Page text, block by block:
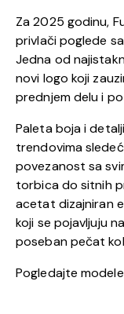
Za 2025 godinu,
privlači poglede
Jedna od
novi logo koji
prednjem delu i
Paleta boja i
trendovima
povezanost sa
torbica do sitnih
acetat dizajniran
koji se pojavljuju
poseban pečat
Pogledajte